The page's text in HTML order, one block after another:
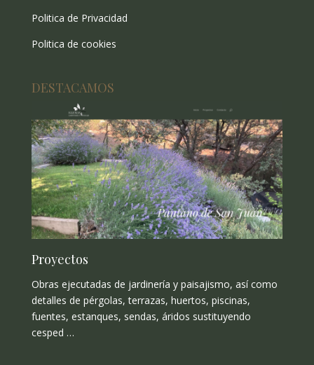
Politica de Privacidad
Politica de cookies
DESTACAMOS
Proyectos
Obras ejecutadas de jardinería y paisajismo, así como
detalles de pérgolas, terrazas, huertos, piscinas,
fuentes, estanques, sendas, áridos sustituyendo
cesped …